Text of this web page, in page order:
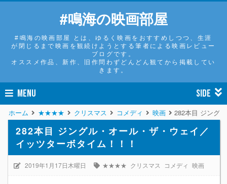
#鳴海の映画部屋
#鳴海の映画部屋 とは、ゆるく映画をおすすめしつつ、生涯
が閉じるまで映画を観続けようとする筆者による映画レビュー
ブログです。
オススメ作品、新作、旧作問わずどんどん観てから掲載してい
きます。
MENU SIDE
ホーム ★★★★ クリスマス コメディ 映画 282本目 ジング
282本目 ジングル・オール・ザ・ウェイ／
イッツターボタイム！！！
2019年1月17日木曜日 ★★★★ クリスマス コメディ 映画